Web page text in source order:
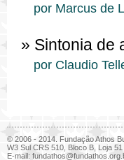
por Marcus de
» Sintonia de
por Claudio
© 2006 - 2014. Fundação Athos
W3 Sul CRS 510, Bloco B, Loja
E-mail: